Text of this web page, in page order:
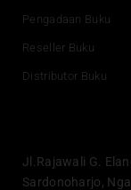
Pengadaan Buku
Reseller Buku
Distributor Buku
Jl.Rajawali G.
Sardonoharjo,